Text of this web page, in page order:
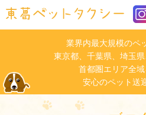
業界内最大規模のペ
東京都、千葉県、埼玉
首都圏エリア全域
安心のペット送